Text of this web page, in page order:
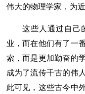
伟大的物理学家，为
这些人通过自己
业，而在他们有了一
索，而是更加勤奋的
成为了流传千古的伟
此可见，这些古今中